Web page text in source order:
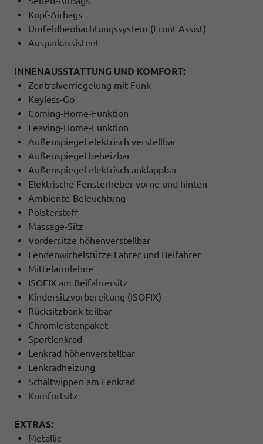
Kopf-Airbags
Umfeldbeobachtungssystem (Front Assist)
Ausparkassistent
INNENAUSSTATTUNG UND KOMFORT:
Zentralverriegelung mit Funk
Keyless-Go
Coming-Home-Funktion
Leaving-Home-Funktion
Außenspiegel elektrisch verstellbar
Außenspiegel beheizbar
Außenspiegel elektrisch anklappbar
Elektrische Fensterheber vorne und hinten
Ambiente-Beleuchtung
Polsterstoff
Massage-Sitz
Vordersitze höhenverstellbar
Lendenwirbelstütze Fahrer und Beifahrer
Mittelarmlehne
ISOFIX am Beifahrersitz
Kindersitzvorbereitung (ISOFIX)
Rücksitzbank teilbar
Chromleistenpaket
Sportlenkrad
Lenkrad höhenverstellbar
Lenkradheizung
Schaltwippen am Lenkrad
Komfortsitz
EXTRAS:
Metallic